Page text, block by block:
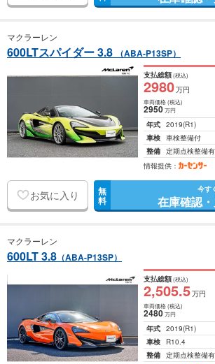
マクラーレン
600LTスパイダー 3.8 （ABA-P13SP）
支払総額(税込)
2980万円
車両価格(税込)
2950万円
年式 2019(R1)
車検 車検整備付
整備 定期点検整備有
情報提供：
お気に入り 無
料
今す
在庫確認
マクラーレン
600LT 3.8 （ABA-P13SP）
支払総額(税込)
2,505.5万円
車両価格(税込)
2480万円
年式 2019(R1)
車検
R10.4
整備 定期点検整備有